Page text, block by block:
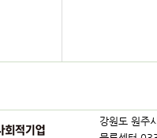
강원도 원